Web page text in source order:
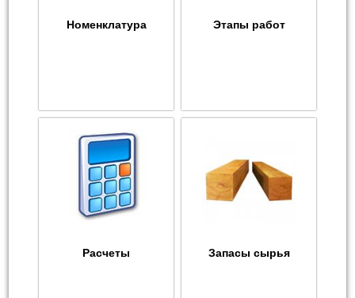
Номенклатура Этапы работ
Расчеты Запасы сырья